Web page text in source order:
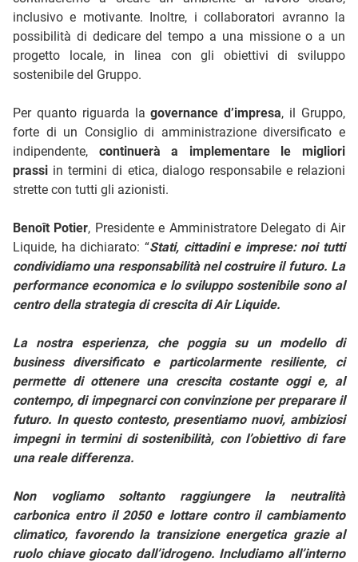
inclusivo e motivante. Inoltre, i collaboratori avranno la
possibilità di dedicare del tempo a una missione o a un
progetto locale, in linea con gli obiettivi di sviluppo
sostenibile del Gruppo.
Per quanto riguarda lagovernance d’impresa, il Gruppo,
forte di un Consiglio di amministrazione diversificato e
indipendente, continuerà a implementare le migliori
prassi in termini di etica, dialogo responsabile e relazioni
strette con tutti gli azionisti.
Benoît Potier, Presidente e Amministratore Delegato di Air
Liquide, ha dichiarato: “Stati, cittadini e imprese: noi tutti
condividiamo una responsabilità nel costruire il futuro. La
performance economica e lo sviluppo sostenibile sono al
centro della strategia di crescita di Air Liquide.
La nostra esperienza, che poggia su un modello di
business diversificato e particolarmente resiliente, ci
permette di ottenere una crescita costante oggi e, al
contempo, di impegnarci con convinzione per preparare il
futuro. In questo contesto, presentiamo nuovi, ambiziosi
impegni in termini di sostenibilità, con l’obiettivo di fare
una reale differenza.
Non vogliamo soltanto raggiungere la neutralità
carbonica entro il 2050 e lottare contro il cambiamento
climatico, favorendo la transizione energetica grazie al
ruolo chiave giocato dall’idrogeno. Includiamo all’interno